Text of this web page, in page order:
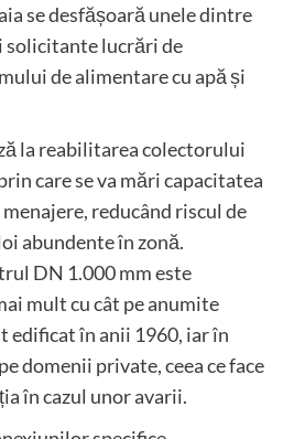
se desfășoară unele dintre
solicitante lucrări de
de alimentare cu apă și
la reabilitarea colectorului
care se va mări capacitatea
reducând riscul de
abundente în zonă.
DN 1.000 mm este
mult cu cât pe anumite
edificat în anii 1960, iar în
domenii private, ceea ce face
în cazul unor avarii.